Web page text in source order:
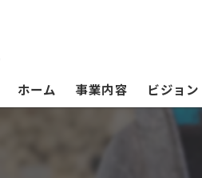
ホーム 事業内容 ビジョン